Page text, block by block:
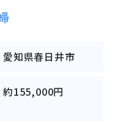
愛知県春日井市
約155,000円